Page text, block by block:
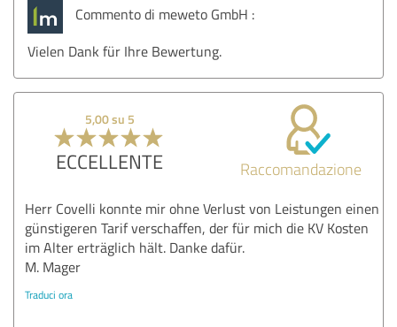
Commento di meweto GmbH :
Vielen Dank für Ihre Bewertung.
5,00 su 5
ECCELLENTE Raccomandazione
Herr Covelli konnte mir ohne Verlust von Leistungen einen
günstigeren Tarif verschaffen, der für mich die KV Kosten
im Alter erträglich hält. Danke dafür.
M. Mager
Traduci ora